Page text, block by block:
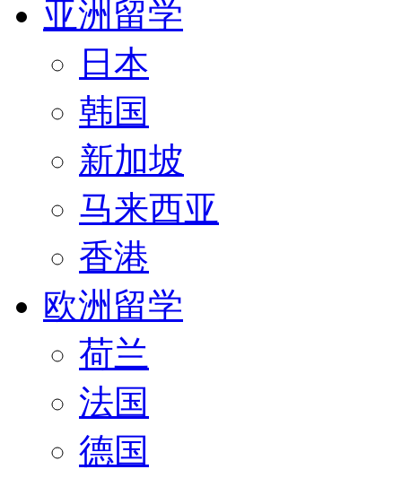
亚洲留学
日本
韩国
新加坡
马来西亚
香港
欧洲留学
荷兰
法国
德国